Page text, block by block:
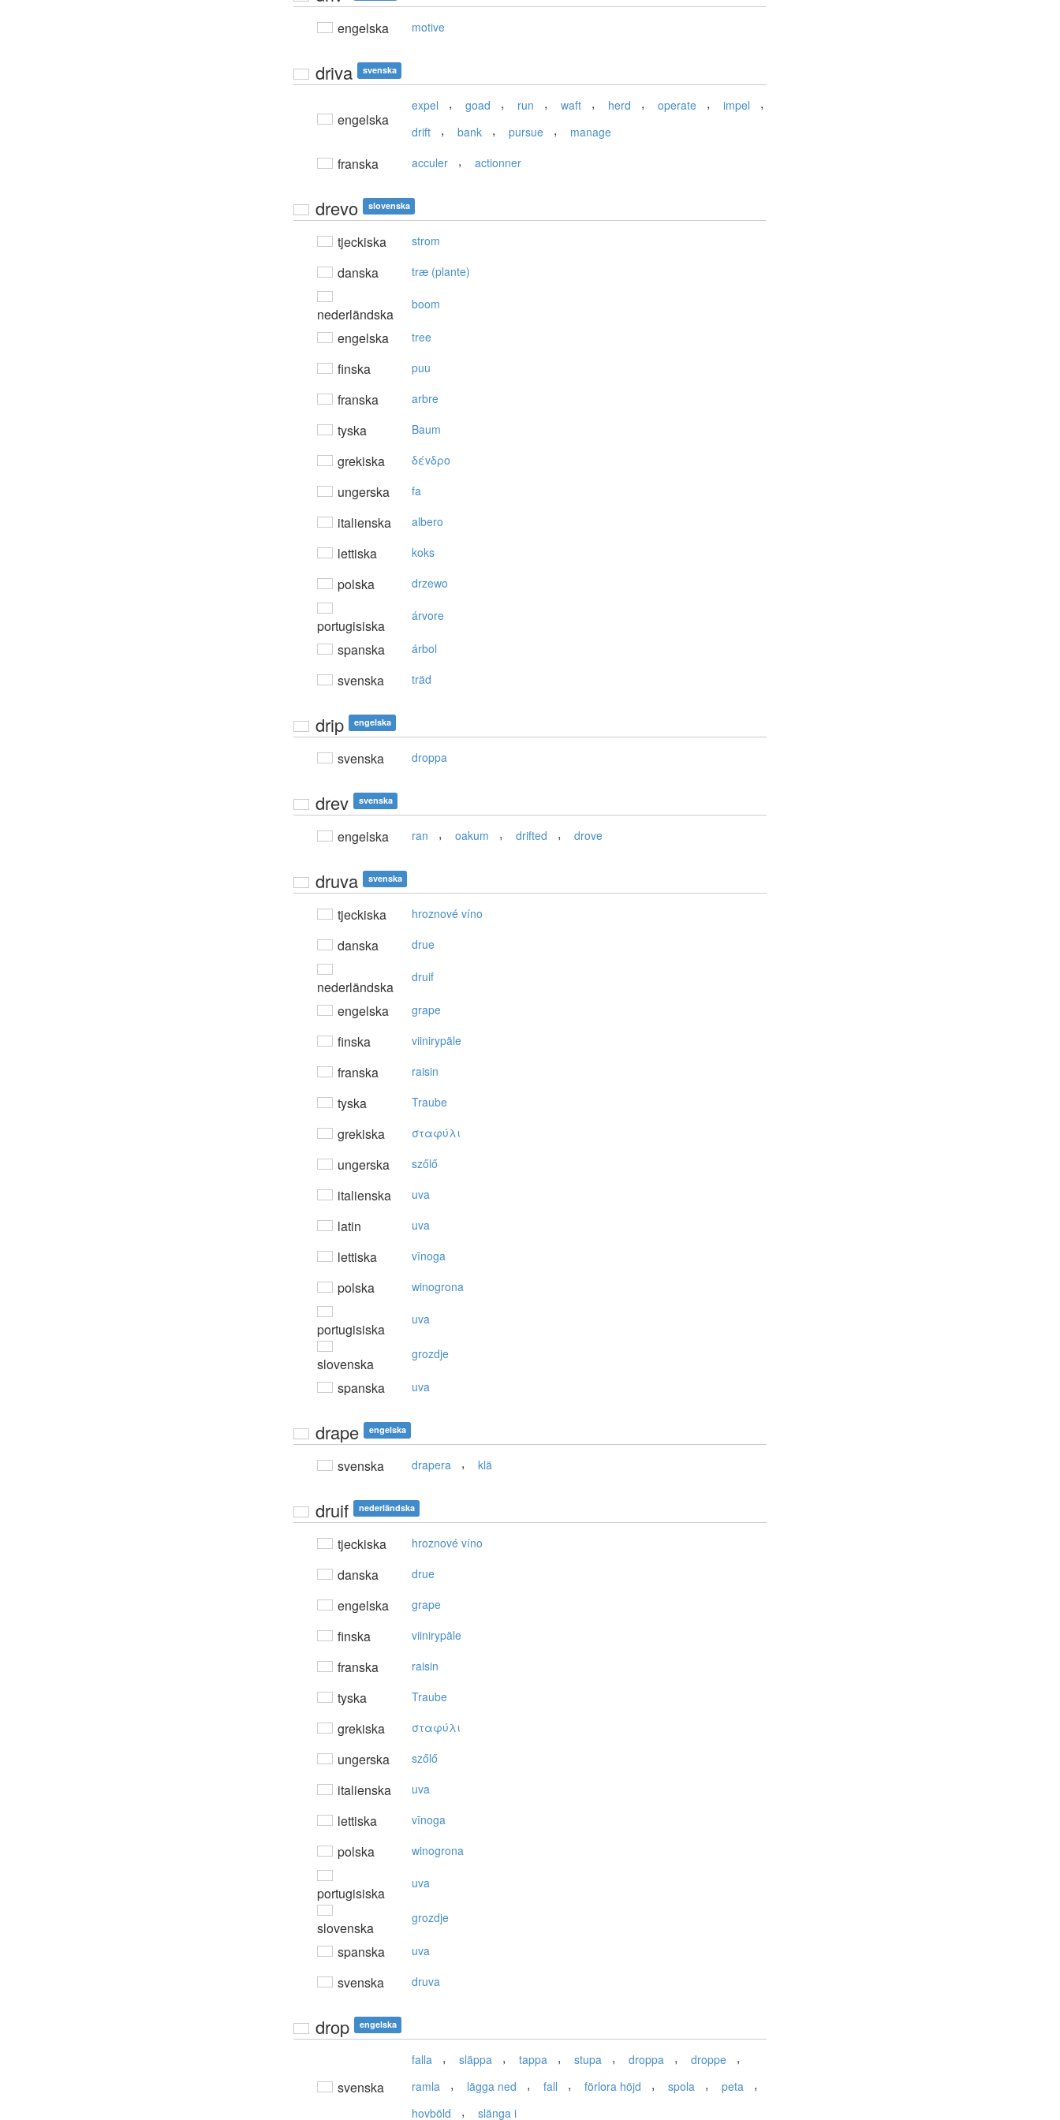
engelska motive
driva svenska
engelska
expel , goad , run , waft , herd , operate , impel ,
drift , bank , pursue , manage
franska acculer , actionner
drevo slovenska
tjeckiska strom
danska træ (plante)
nederländska
boom
engelska tree
finska puu
franska arbre
tyska Baum
grekiska δέvδρo
ungerska fa
italienska albero
lettiska koks
polska drzewo
portugisiska
árvore
spanska árbol
svenska träd
drip engelska
svenska droppa
drev svenska
engelska ran , oakum , drifted , drove
druva svenska
tjeckiska hroznové víno
danska drue
nederländska
druif
engelska grape
finska viinirypäle
franska raisin
tyska Traube
grekiska σταφύλι
ungerska szőlő
italienska uva
latin uva
lettiska vīnoga
polska winogrona
portugisiska
uva
slovenska
grozdje
spanska uva
drape engelska
svenska drapera , klä
druif nederländska
tjeckiska hroznové víno
danska drue
engelska grape
finska viinirypäle
franska raisin
tyska Traube
grekiska σταφύλι
ungerska szőlő
italienska uva
lettiska vīnoga
polska winogrona
portugisiska
uva
slovenska
grozdje
spanska uva
svenska druva
drop engelska
svenska
falla , släppa , tappa , stupa , droppa , droppe ,
ramla , lägga ned , fall , förlora höjd , spola , peta ,
hovböld , slänga i